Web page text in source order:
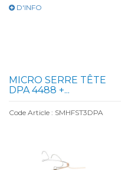
D'INFO
MICRO SERRE TÊTE
DPA 4488 +...
Code Article : SMHFST3DPA